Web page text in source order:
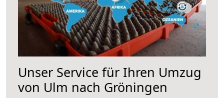
Unser Service für Ihren Umzug
von Ulm nach Gröningen